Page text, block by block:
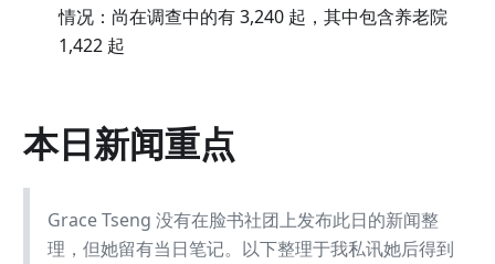
情况：尚在调查中的有 3,240 起，其中包含养老院
1,422 起
本日新闻重点
Grace Tseng 没有在脸书社团上发布此日的新闻整
理，但她留有当日笔记。以下整理于我私讯她后得到